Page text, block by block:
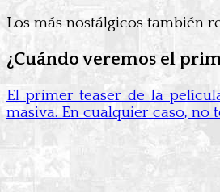
Los más nostálgicos también
¿Cuándo veremos el
El primer teaser de la
masiva. En cualquier caso, no